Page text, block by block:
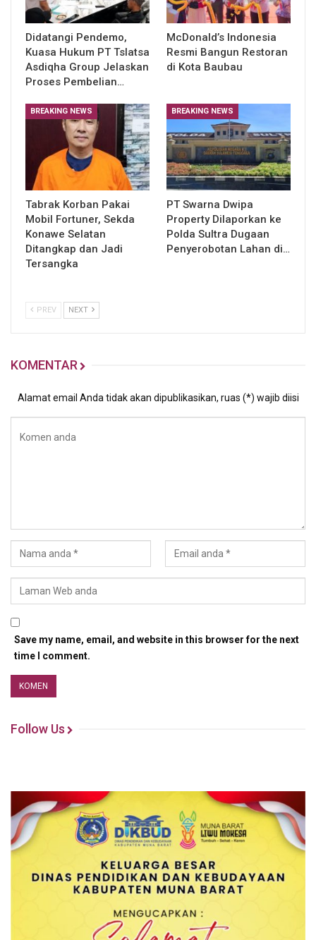
Didatangi Pendemo,
Kuasa Hukum PT Tslatsa
Asdiqha Group Jelaskan
Proses Pembelian…
McDonald’s Indonesia
Resmi Bangun Restoran
di Kota Baubau
BREAKING NEWS
Tabrak Korban Pakai
Mobil Fortuner, Sekda
Konawe Selatan
Ditangkap dan Jadi
Tersangka
BREAKING NEWS
PT Swarna Dwipa
Property Dilaporkan ke
Polda Sultra Dugaan
Penyerobotan Lahan di…
PREV NEXT
KOMENTAR
Alamat email Anda tidak akan dipublikasikan, ruas (*) wajib diisi
Save my name, email, and website in this browser for the next
time I comment.
Follow Us